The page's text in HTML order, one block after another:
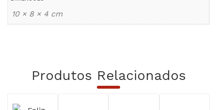
10 × 8 × 4 cm
Produtos Relacionados